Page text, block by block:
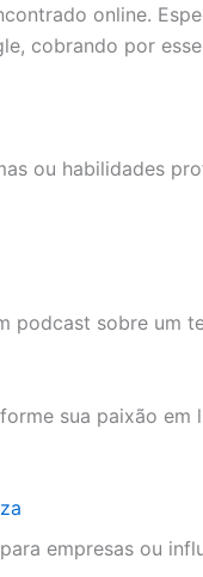
online.
cobrando por
ou habilidades
podcast sobre um
sua paixão em
empresas ou